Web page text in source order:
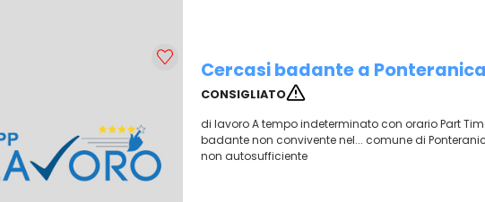
Cercasi badante a
CONSIGLIATO
di lavoro A tempo indeterminato con orario Part
badante non convivente nel... comune di
non autosufficiente